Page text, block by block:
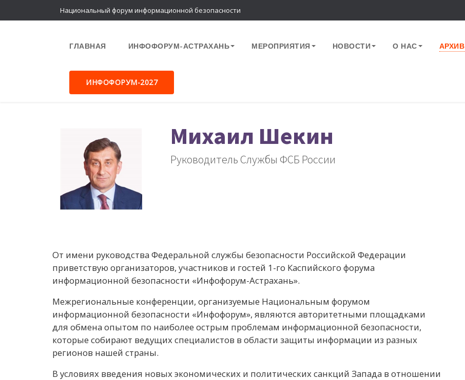
Национальный форум информационной безопасности
ГЛАВНАЯ ИНФОФОРУМ-АСТРАХАНЬ МЕРОПРИЯТИЯ НОВОСТИ О НАС АРХИВ
ИНФОФОРУМ-2027
Михаил Шекин
Руководитель Службы ФСБ России
От имени руководства Федеральной службы безопасности Российской Федерации
приветствую организаторов, участников и гостей 1-го Каспийского форума
информационной безопасности «Инфофорум-Астрахань».
Межрегиональные конференции, организуемые Национальным форумом
информационной безопасности «Инфофорум», являются авторитетными площадками
для обмена опытом по наиболее острым проблемам информационной безопасности,
которые собирают ведущих специалистов в области защиты информации из разных
регионов нашей страны.
В условиях введения новых экономических и политических санкций Запада в отношении